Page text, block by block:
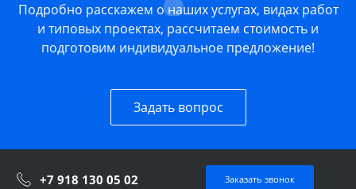
Подробно расскажем о наших услугах, видах работ
и типовых проектах, рассчитаем стоимость и
подготовим индивидуальное предложение!
Задать вопрос
+7 918 130 05 02 Заказать звонок